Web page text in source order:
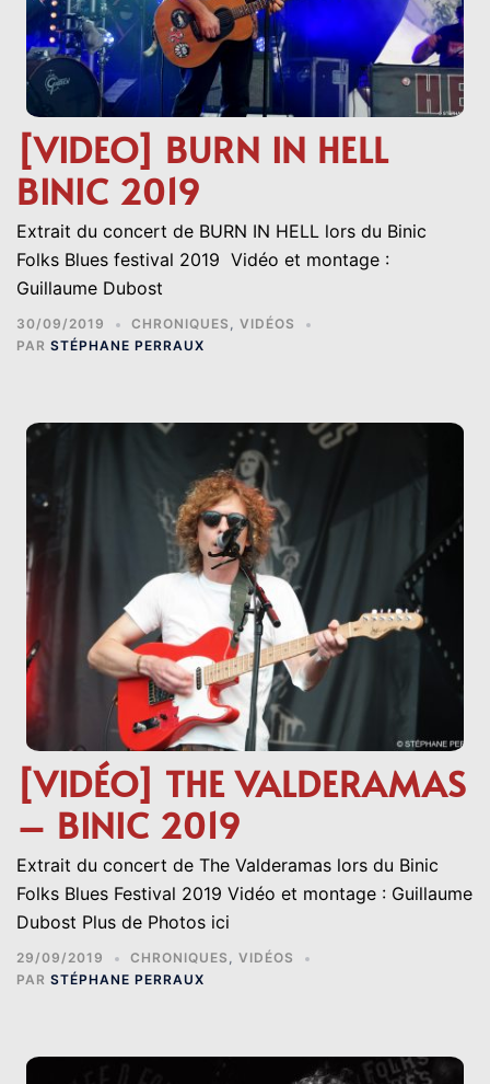
[VIDEO] BURN IN HELL
BINIC 2019
Extrait du concert de BURN IN HELL lors du Binic
Folks Blues festival 2019 Vidéo et montage :
Guillaume Dubost
30/09/2019 CHRONIQUES , VIDÉOS
PAR STÉPHANE PERRAUX
[VIDÉO] THE VALDERAMAS
– BINIC 2019
Extrait du concert de The Valderamas lors du Binic
Folks Blues Festival 2019 Vidéo et montage : Guillaume
Dubost Plus de Photos ici
29/09/2019 CHRONIQUES , VIDÉOS
PAR STÉPHANE PERRAUX